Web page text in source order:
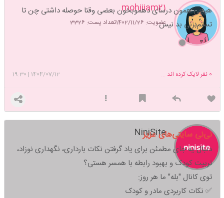
mohiiiam21
عضویت: 1402/11/26 تعداد پست: 3326
هیچی همون درسای دهمو‌بخون بعضی‌ وقتا حوصله داشتی چن تا
تستم‌بزنی بد نیس
1404/07/12
|
19:30 0 نفر لایک کرده اند ...
NiniSite
نی‌نی سایتی‌های عزیز
دنبال یه جای مطمئن برای یاد گرفتن نکات بارداری، نگهداری نوزاد،
تربیت کودک و بهبود رابطه با همسر هستی؟
توی کانال "بله" ما هر روز:
✅ نکات کاربردی مادر و کودک